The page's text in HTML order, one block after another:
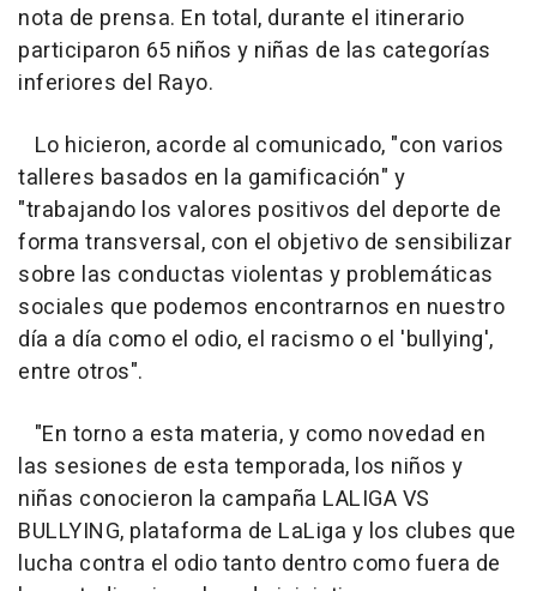
nota de prensa. En total, durante el itinerario
participaron 65 niños y niñas de las categorías
inferiores del Rayo.
Lo hicieron, acorde al comunicado, "con varios
talleres basados en la gamificación" y
"trabajando los valores positivos del deporte de
forma transversal, con el objetivo de sensibilizar
sobre las conductas violentas y problemáticas
sociales que podemos encontrarnos en nuestro
día a día como el odio, el racismo o el 'bullying',
entre otros".
"En torno a esta materia, y como novedad en
las sesiones de esta temporada, los niños y
niñas conocieron la campaña LALIGA VS
BULLYING, plataforma de LaLiga y los clubes que
lucha contra el odio tanto dentro como fuera de